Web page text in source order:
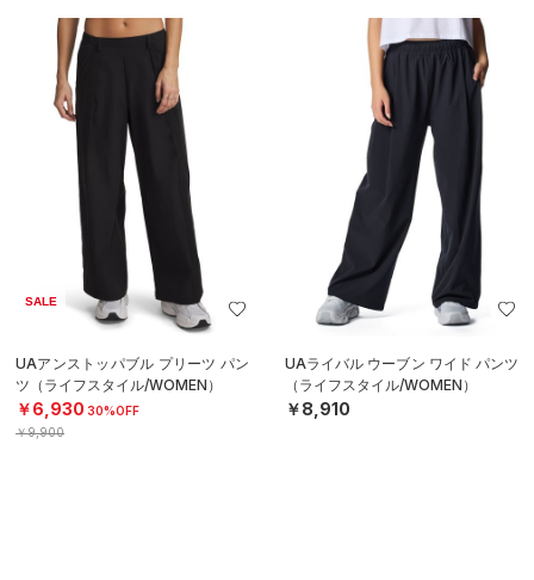
SALE
UAアンストッパブル プリーツ パン
ツ（ライフスタイル/WOMEN）
￥6,930 30%OFF
￥9,900
UAライバル ウーブン ワイド パンツ
（ライフスタイル/WOMEN）
￥8,910